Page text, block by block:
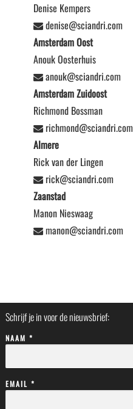
Denise Kempers
denise@sciandri.com
Amsterdam Oost
Anouk Oosterhuis
anouk@sciandri.com
Amsterdam Zuidoost
Richmond Bossman
richmond@sciandri.com
Almere
Rick van der Lingen
rick@sciandri.com
Zaanstad
Manon Nieswaag
manon@sciandri.com
Schrijf je in voor de nieuwsbrief:
NAAM *
EMAIL *